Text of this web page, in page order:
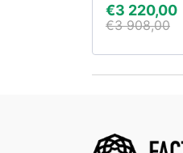
€3 220,00
€3 908,00